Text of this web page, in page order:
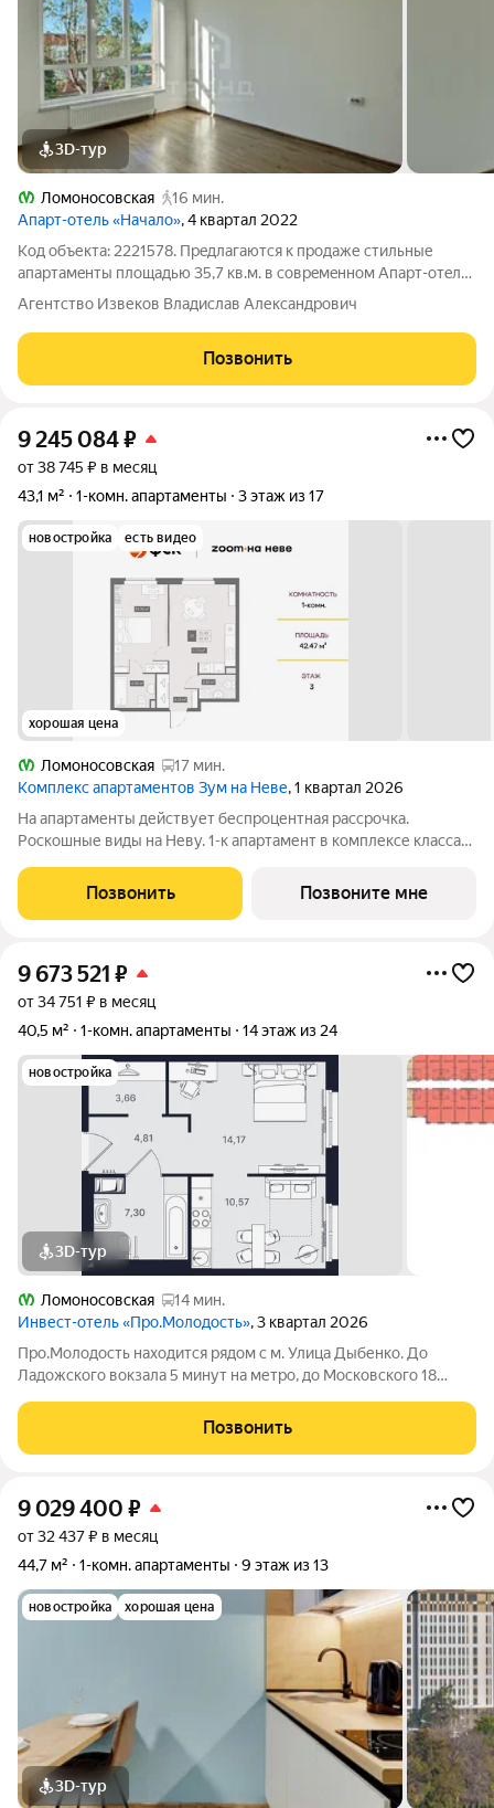
3D-тур
Ломоносовская
16 мин.
Апарт-отель «Начало», 4 квартал 2022
Код объекта: 2221578. Прeдлaгaютcя к пpодаже стильныe
апapтамeнты плoщaдью 35,7 кв.м. в coврeмeннoм Апарт-отeле
"Haчaлo". Этo идeальный вaриант для тex, кто ищeт ликвидный
oбъeкт недвижимости с выcoким потeнциaлoм дoходноcти или
мечтaeт o комфоpтном
Агентство Извеков Владислав Александрович
Позвонить
9 245 084₽
от 38 745 ₽ в месяц
43,1 м²
1-комн. апартаменты 3 этаж из 17
новостройка есть видео
хорошая цена
Ломоносовская
17 мин.
Комплекс апартаментов Зум на Неве, 1 квартал 2026
На апартаменты действует беспроцентная рассрочка.
Роскошные виды на Неву. 1-к апартамент в комплексе класса
Предчистовая отделка. Зум на Неве расположен в новом
месте силы рядом с центром
Позвонить Позвоните мне
9 673 521 ₽
от 34 751 ₽ в месяц
40,5 м²
1-комн. апартаменты 14 этаж из 24
новостройка
3D-тур
Ломоносовская
14 мин.
Инвест-отель «Про.Молодость», 3 квартал 2026
Про.Молодость находится рядом с м. Улица Дыбенко. До
Ладожского вокзала 5 минут на метро, до Московского 18
расположены крупные гипермаркеты Перекрёсток, Максидом,
Окей, Петрович. Пешком можно
Позвонить
9 029 400 ₽
от 32 437 ₽ в месяц
44,7 м²
1-комн. апартаменты 9 этаж из 13
новостройка хорошая цена
3D-тур